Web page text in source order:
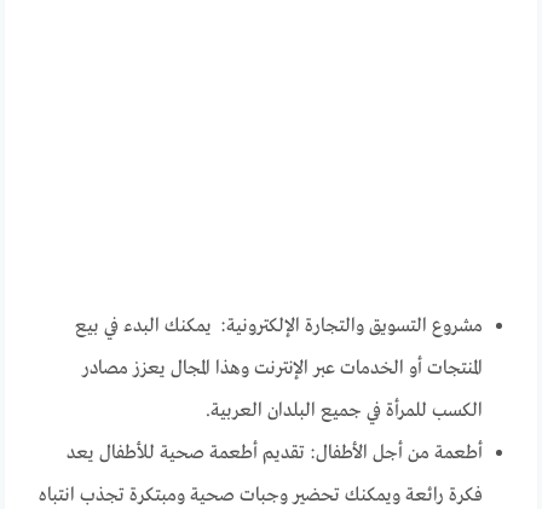
مشروع التسويق والتجارة الإلكترونية: يمكنك البدء في بيع
المنتجات أو الخدمات عبر الإنترنت وهذا المجال يعزز مصادر
الكسب للمرأة في جميع البلدان العربية.
أطعمة من أجل الأطفال: تقديم أطعمة صحية للأطفال يعد
فكرة رائعة ويمكنك تحضير وجبات صحية ومبتكرة تجذب انتباه